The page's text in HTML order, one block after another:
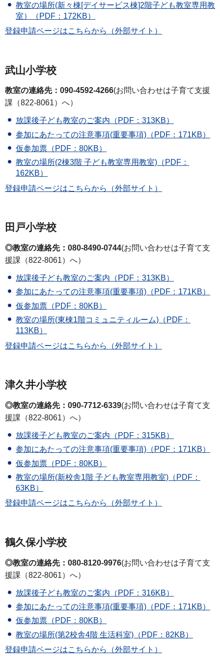
教室の場所(新々棟[デイサービス棟]2階子ども教室専用教
室）（PDF：172KB）
登録申請ページはこちらから（外部サイト）
武山小学校
教室の連絡先：090-4592-4266(お問い合わせは子育て支援
課（822-8061）へ）
放課後子ども教室のご案内（PDF：313KB）
参加にあたっての注意事項(重要事項)（PDF：171KB）
仮参加票（PDF：80KB）
教室の場所(2棟3階 子ども教室専用教室)（PDF：
162KB）
登録申請ページはこちらから（外部サイト）
田戸小学校
◎教室の連絡先：080-8490-0744(お問い合わせは子育て支
援課（822-8061）へ）
放課後子ども教室のご案内（PDF：313KB）
参加にあたっての注意事項(重要事項)（PDF：171KB）
仮参加票（PDF：80KB）
教室の場所(東棟1階コミュニティルーム)（PDF：
113KB）
登録申請ページはこちらから（外部サイト）
津久井小学校
◎教室の連絡先：090-7712-6339(お問い合わせは子育て支
援課（822-8061）へ）
放課後子ども教室のご案内（PDF：315KB）
参加にあたっての注意事項(重要事項)（PDF：171KB）
仮参加票（PDF：80KB）
教室の場所(新校舎1階 子ども教室専用教室)（PDF：
63KB）
登録申請ページはこちらから（外部サイト）
鶴久保小学校
◎教室の連絡先：080-8120-9976(お問い合わせは子育て支
援課（822-8061）へ）
放課後子ども教室のご案内（PDF：316KB）
参加にあたっての注意事項(重要事項)（PDF：171KB）
仮参加票（PDF：80KB）
教室の場所(第2校舎4階 生活科室)（PDF：82KB）
登録申請ページはこちらから（外部サイト）